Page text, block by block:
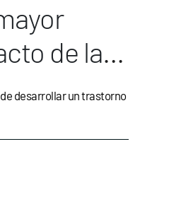
de la
desarrollar un trastorno